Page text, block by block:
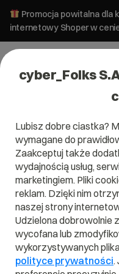
Promocja powitalna dla
internetowy Shoper w cenie
Pomoc»Serwery»
służyć cyber_Storage?
Do jakich
cyber_Storage
Cyber_Storage to usługa
cyber_Folks
Lubisz dobre ciastka?
wymagane do
Zaakceptuj także
wydajnością usług,
marketingiem. Pliki
reklam. Dzięki nim
naszej strony
Udzielona dobrowolnie
wycofana lub
wykorzystywanych
polityce prywatności.